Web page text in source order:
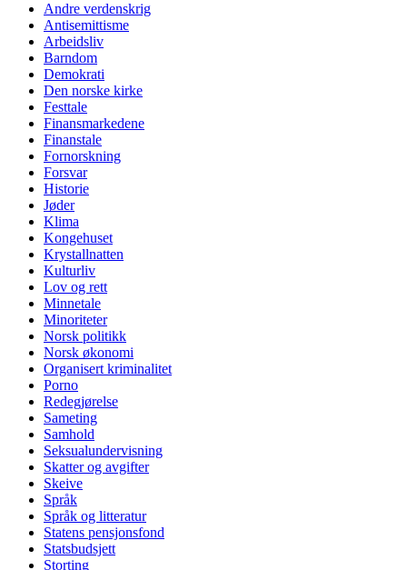
Andre verdenskrig
Antisemittisme
Arbeidsliv
Barndom
Demokrati
Den norske kirke
Festtale
Finansmarkedene
Finanstale
Fornorskning
Forsvar
Historie
Jøder
Klima
Kongehuset
Krystallnatten
Kulturliv
Lov og rett
Minnetale
Minoriteter
Norsk politikk
Norsk økonomi
Organisert kriminalitet
Porno
Redegjørelse
Sameting
Samhold
Seksualundervisning
Skatter og avgifter
Skeive
Språk
Språk og litteratur
Statens pensjonsfond
Statsbudsjett
Storting